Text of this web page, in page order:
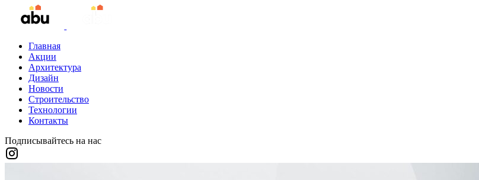
Главная
Акции
Архитектура
Дизайн
Новости
Строительство
Технологии
Контакты
Подписывайтесь на нас